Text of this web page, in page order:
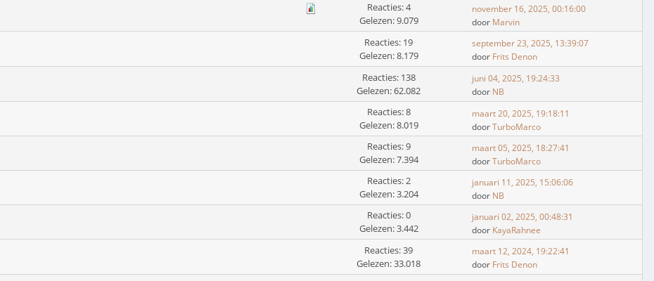
Reacties: 4
Gelezen: 9.079
november 16, 2025, 00:16:00
door Marvin
Reacties: 19
Gelezen: 8.179
september 23, 2025, 13:39:07
door Frits Denon
Reacties: 138
Gelezen: 62.082
juni 04, 2025, 19:24:33
door NB
Reacties: 8
Gelezen: 8.019
maart 20, 2025, 19:18:11
doorTurboMarco
Reacties: 9
Gelezen: 7.394
maart 05, 2025, 18:27:41
doorTurboMarco
Reacties: 2
Gelezen: 3.204
januari 11, 2025, 15:06:06
door NB
Reacties: 0
Gelezen: 3.442
januari 02, 2025, 00:48:31
door KayaRahnee
Reacties: 39
Gelezen: 33.018
maart 12, 2024, 19:22:41
door Frits Denon